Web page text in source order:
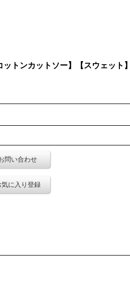
トンカットソー】【スウェット
問い合わせ
気に入り登録